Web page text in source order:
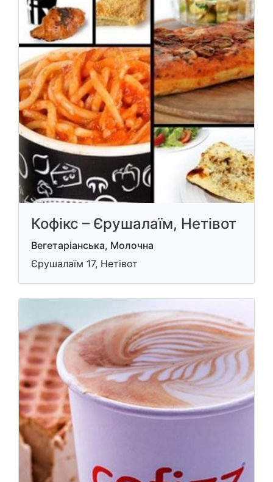
Кофікс – Єрушалаїм, Нетівот
Вегетаріанська, Молочна
Єрушалаїм 17, Нетівот